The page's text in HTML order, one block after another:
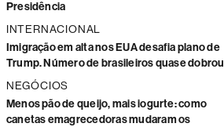
Presidência
INTERNACIONAL
Imigração em alta nos EUA desafia plano de
Trump. Número de brasileiros quase dobrou
NEGÓCIOS
Menos pão de queijo, mais iogurte: como
canetas emagrecedoras mudaram os